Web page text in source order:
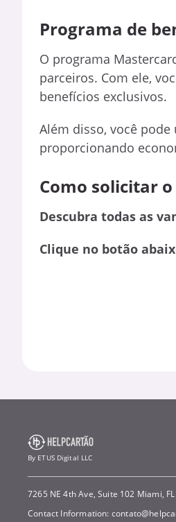
Programa de
O programa
parceiros. Com ele,
benefícios exclusivos.
Além disso, você
proporcionando
Como solicitar
Descubra todas as
Clique no botão
By ETUS Digital LLC
7265 NE 4th Ave, Suite 102 Miami,
Contact Information: